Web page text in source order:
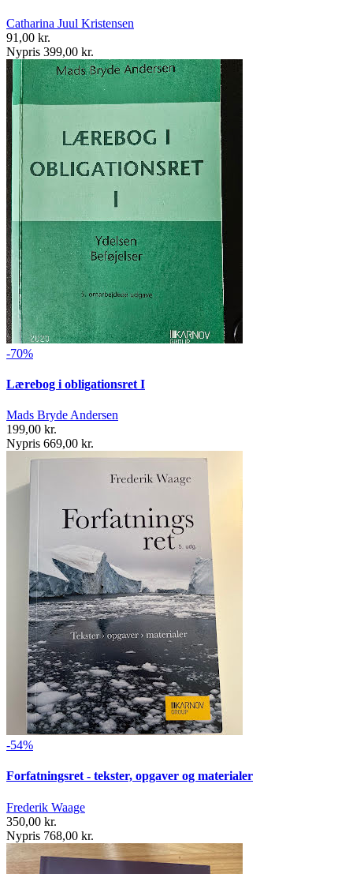
Catharina Juul Kristensen
91,00 kr.
Nypris 399,00 kr.
-70%
Lærebog i obligationsret I
Mads Bryde Andersen
199,00 kr.
Nypris 669,00 kr.
-54%
Forfatningsret - tekster, opgaver og materialer
Frederik Waage
350,00 kr.
Nypris 768,00 kr.